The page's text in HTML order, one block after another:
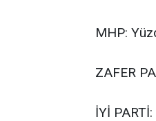
MHP:
ZAFER
İYİ